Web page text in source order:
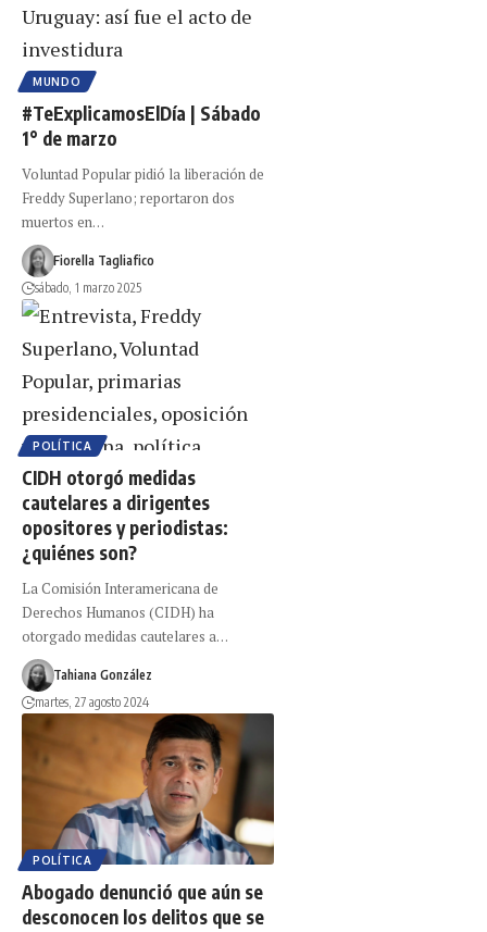
MUNDO
#TeExplicamosElDía | Sábado
1° de marzo
Voluntad Popular pidió la liberación de
Freddy Superlano; reportaron dos
muertos en…
Fiorella Tagliafico
sábado, 1 marzo 2025
POLÍTICA
CIDH otorgó medidas
cautelares a dirigentes
opositores y periodistas:
¿quiénes son?
La Comisión Interamericana de
Derechos Humanos (CIDH) ha
otorgado medidas cautelares a…
Tahiana González
martes, 27 agosto 2024
POLÍTICA
Abogado denunció que aún se
desconocen los delitos que se